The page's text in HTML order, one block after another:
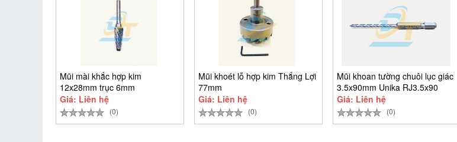
Mũi mài khắc hợp kim
12x28mm trục 6mm
LX1228M06
Giá: Liên hệ
(0)
Mũi khoét lỗ hợp kim Thắng Lợi
77mm
Giá: Liên hệ
(0)
Mũi khoan tường chuôi lục giác
3.5x90mm Unika RJ3.5x90
Giá: Liên hệ
(0)